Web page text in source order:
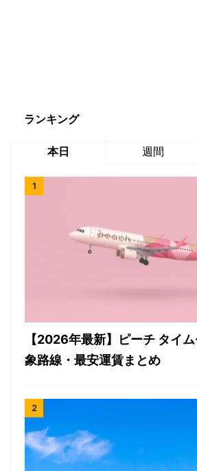
ランキング
本日 週間
【2026年最新】ピーチ タイ
象路線・最安運賃まとめ